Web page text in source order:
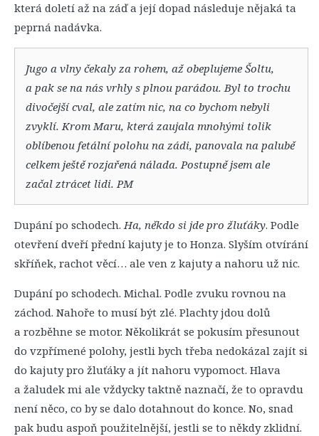
která doletí až na záď a její dopad následuje nějaká ta
peprná nadávka.
Jugo a vlny čekaly za rohem, až obeplujeme Šoltu,
a pak se na nás vrhly s plnou parádou. Byl to trochu
divočejší cval, ale zatím nic, na co bychom nebyli
zvyklí. Krom Maru, která zaujala mnohými tolik
oblíbenou fetální polohu na zádi, panovala na palubě
celkem ještě rozjařená nálada. Postupně jsem ale
začal ztrácet lidi. PM
Dupání po schodech.Ha, někdo si jde pro žluťáky. Podle
otevření dveří přední kajuty je to Honza. Slyším otvírání
skříňek, rachot věcí… ale ven z kajuty a nahoru už nic.
Dupání po schodech. Michal. Podle zvuku rovnou na
záchod. Nahoře to musí být zlé. Plachty jdou dolů
a rozběhne se motor. Několikrát se pokusím přesunout
do vzpřímené polohy, jestli bych třeba nedokázal zajít si
do kajuty pro žluťáky a jít nahoru vypomoct. Hlava
a žaludek mi ale vždycky taktně naznačí, že to opravdu
není něco, co by se dalo dotahnout do konce. No, snad
pak budu aspoň použitelnější, jestli se to někdy zklidní.